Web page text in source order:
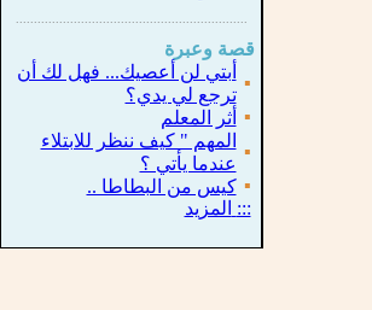
قصة وعبرة
▪
أبتي لن أعصيك... فهل لك أن
ترجع لي يدي؟
▪ أثر المعلم
▪
المهم " كيف ننظر للابتلاء
عندما يأتي ؟
▪ كيس من البطاطا ..
::: المزيد